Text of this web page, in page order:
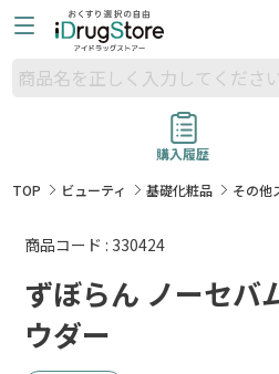
購入履歴
TOP
ビューティ 基礎化粧品 その他
商品コード : 330424
ずぼらん ノーセバ
ウダー